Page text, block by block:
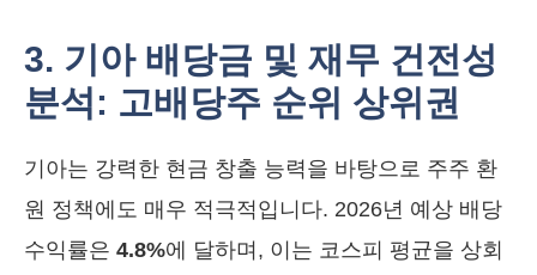
3. 기아 배당금 및 재무 건전성
분석: 고배당주 순위 상위권
기아는 강력한 현금 창출 능력을 바탕으로 주주 환
원 정책에도 매우 적극적입니다. 2026년 예상 배당
수익률은 4.8%에 달하며, 이는 코스피 평균을 상회